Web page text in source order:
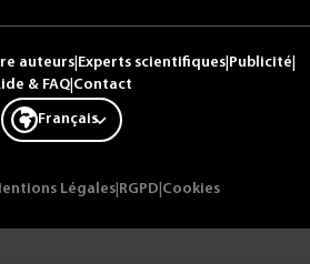
auteurs Experts scientifiques Publicité
& FAQ| Contact
Français
Légales RGPD Cookies